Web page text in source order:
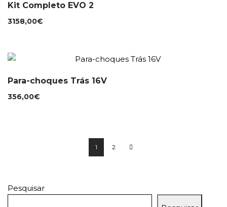
Kit Completo EVO 2
3158,00€
Para-choques Trás 16V
356,00€
1 2
Pesquisar